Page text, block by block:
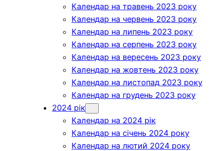
Календар на травень 2023 року
Календар на червень 2023 року
Календар на липень 2023 року
Календар на серпень 2023 року
Календар на вересень 2023 року
Календар на жовтень 2023 року
Календар на листопад 2023 року
Календар на грудень 2023 року
2024 рік
Календар на 2024 рік
Календар на січень 2024 року
Календар на лютий 2024 року